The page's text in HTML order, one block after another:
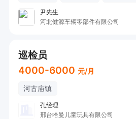
尹先生
河北健源车辆零部件有限公司
巡检员
4000-6000 元/月
河古庙镇
孔经理
邢台哈曼儿童玩具有限公司